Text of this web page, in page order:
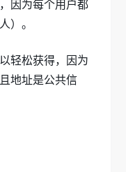
因为每个用户都
）。
轻松获得，因为
地址是公共信